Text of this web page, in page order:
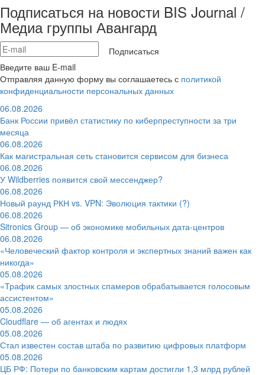
Подписаться на новости BIS Journal /
Медиа группы Авангард
Подписаться
Введите ваш E-mail
Отправляя данную форму вы соглашаетесь с политикой
конфиденциальности персональных данных
06.08.2026
Банк России привёл статистику по киберпреступности за три
месяца
06.08.2026
Как магистральная сеть становится сервисом для бизнеса
06.08.2026
У Wildberries появится свой мессенджер?
06.08.2026
Новый раунд РКН vs. VPN: Эволюция тактики (?)
06.08.2026
Sitronics Group — об экономике мобильных дата-центров
06.08.2026
«Человеческий фактор контроля и экспертных знаний важен как
никогда»
05.08.2026
«Трафик самых злостных спамеров обрабатывается голосовым
ассистентом»
05.08.2026
Cloudflare — об агентах и людях
05.08.2026
Стал известен состав штаба по развитию цифровых платформ
05.08.2026
ЦБ РФ: Потери по банковским картам достигли 1,3 млрд рублей